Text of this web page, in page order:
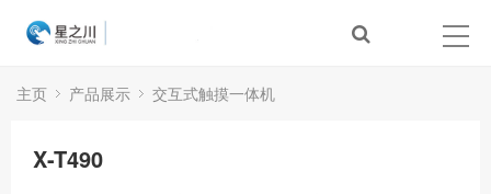
主页 产品展示 交互式触摸一体机
X-T490